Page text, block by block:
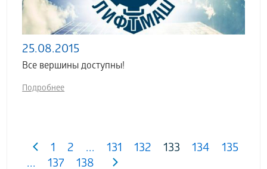
25.08.2015
Все вершины доступны!
Подробнее
1 2 ... 131 132 133 134
135
...
137 138